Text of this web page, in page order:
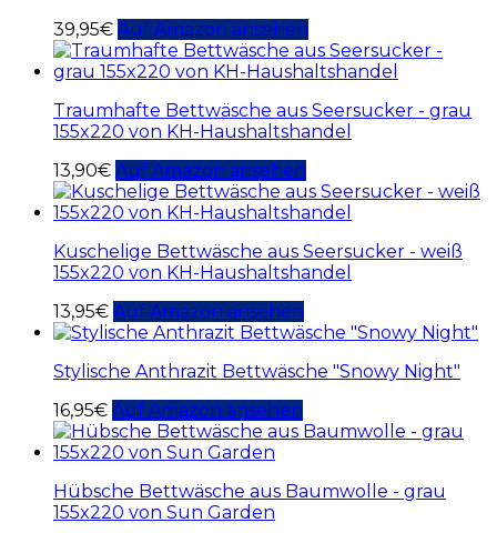
39,95€ Auf Amazon ansehen
Traumhafte Bettwäsche aus Seersucker - grau
155x220 von KH-Haushaltshandel
13,90€ Auf Amazon ansehen
Kuschelige Bettwäsche aus Seersucker - weiß
155x220 von KH-Haushaltshandel
13,95€ Auf Amazon ansehen
Stylische Anthrazit Bettwäsche "Snowy Night"
16,95€ Auf Amazon ansehen
Hübsche Bettwäsche aus Baumwolle - grau
155x220 von Sun Garden